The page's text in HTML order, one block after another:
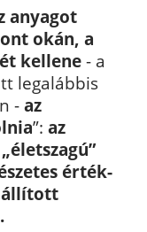
anyagot
okán, a
kellene - a
legalábbis
- az
”: az
érték-
állított